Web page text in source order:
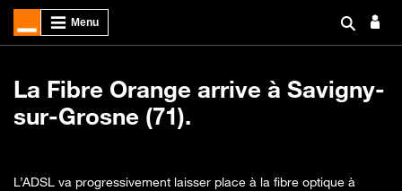
La Fibre Orange arrive à Savigny-
sur-Grosne (71).
L’ADSL va progressivement laisser place à la fibre optique à